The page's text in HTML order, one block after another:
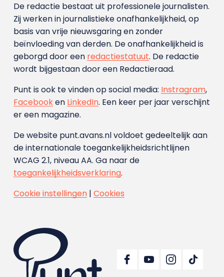
De redactie bestaat uit professionele journalisten.
Zij werken in journalistieke onafhankelijkheid, op
basis van vrije nieuwsgaring en zonder
beïnvloeding van derden. De onafhankelijkheid is
geborgd door een redactiestatuut. De redactie
wordt bijgestaan door een Redactieraad.
Punt is ook te vinden op social media: Instragram,
Facebooken LinkedIn. Een keer per jaar verschijnt
er een magazine.
De website punt.avans.nl voldoet gedeeltelijk aan
de internationale toegankelijkheidsrichtlijnen
WCAG 2.1, niveau AA. Ga naar de
toegankelijkheidsverklaring.
Cookie instellingen| Cookies